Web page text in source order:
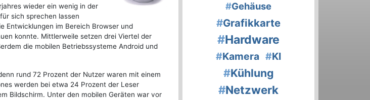
wieder ein wenig in der
sich sprechen lassen
Entwicklungen im Bereich Browser und
konnte. Mittlerweile setzen drei Viertel der
die mobilen Betriebssysteme Android und
rund 72 Prozent der Nutzer waren mit einem
werden bei etwa 24 Prozent der Leser
Bildschirm. Unter den mobilen Geräten war vor
#Gehäuse
#Grafikkarte
#Hardware
#Kamera #KI
#Kühlung
#Netzwerk